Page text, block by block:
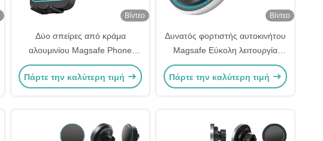
Βίντεο
Δύο σπείρες από κράμα
αλουμινίου Magsafe Phone
Mount
Πάρτε την καλύτερη τιμή
Βίντεο
Δυνατός φορτιστής αυτοκινήτου
Magsafe Εύκολη λειτουργία
Κρατητής τηλεφώνου
Πάρτε την καλύτερη τιμή